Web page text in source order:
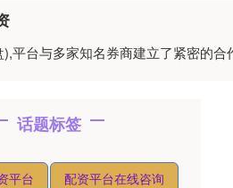
平台与多家知名券商建立了紧密的
话题标签
平台 配资平台在线咨询